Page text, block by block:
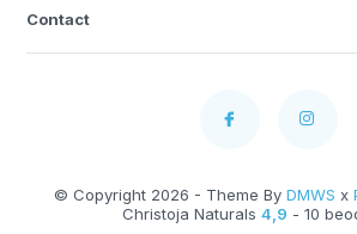
Contact
© Copyright 2026 - Theme By DMWS x
Christoja Naturals 4,9 - 10